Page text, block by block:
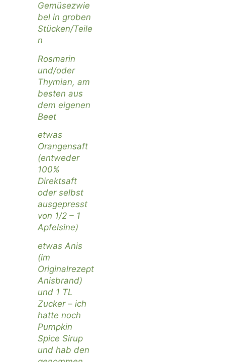
Gemüsezwie
bel in groben
Stücken/Teile
n
Rosmarin
und/oder
Thymian, am
besten aus
dem eigenen
Beet
etwas
Orangensaft
(entweder
100%
Direktsaft
oder selbst
ausgepresst
von 1/2 – 1
Apfelsine)
etwas Anis
(im
Originalrezept
Anisbrand)
und 1 TL
Zucker – ich
hatte noch
Pumpkin
Spice Sirup
und hab den